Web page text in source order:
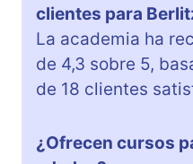
clientes para
La academia ha
de 4,3 sobre 5,
de 18 clientes
¿Ofrecen cursos